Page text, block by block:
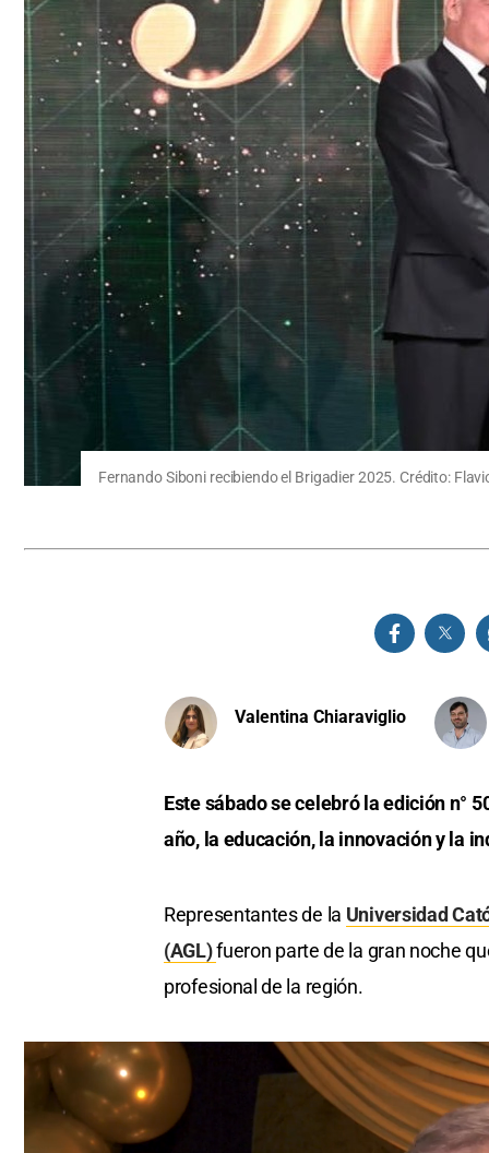
Fernando Siboni recibiendo el Brigadier 2025. Crédito:
Valentina Chiaraviglio
Este sábado se celebró la edición n°
año, la educación, la innovación y la
Representantes de la Universidad
(AGL)fueron parte de la gran noche
profesional de la región.